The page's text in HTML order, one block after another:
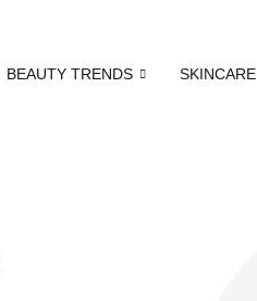
BEAUTY TRENDS SKINCARE